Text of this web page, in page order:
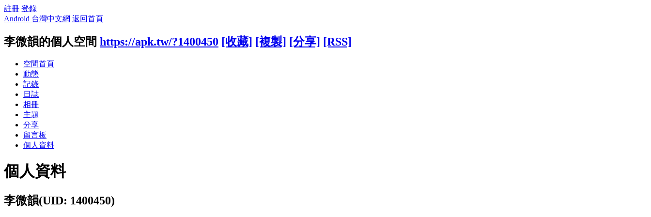
註冊 登錄
Android 台灣中文網 返回首頁
李微韻的個人空間 https://apk.tw/?1400450 [收藏] [複製] [分享] [RSS]
空間首頁
動態
記錄
日誌
相冊
主題
分享
留言板
個人資料
個人資料
李微韻(UID: 1400450)